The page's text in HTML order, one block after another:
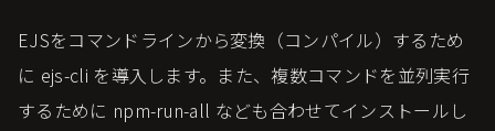
EJSをコマンドラインから変換（コンパイル）するため
に ejs-cli を導入します。また、複数コマンドを並列実行
するために npm-run-all なども合わせてインストールし